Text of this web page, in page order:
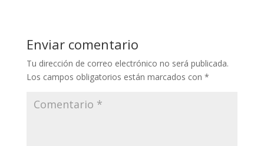
Enviar comentario
Tu dirección de correo electrónico no será publicada.
Los campos obligatorios están marcados con *